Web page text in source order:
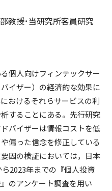
教授･当研究所客員研究
個人向けフィンテックサー
イザー）の経済的な効果に
おけるそれらサービスの利
することにある。先行研究
バイザーは情報コストを低
偏った信念を修正している
因の検証においては，日本
2023年までの『個人投資
のアンケート調査を用い